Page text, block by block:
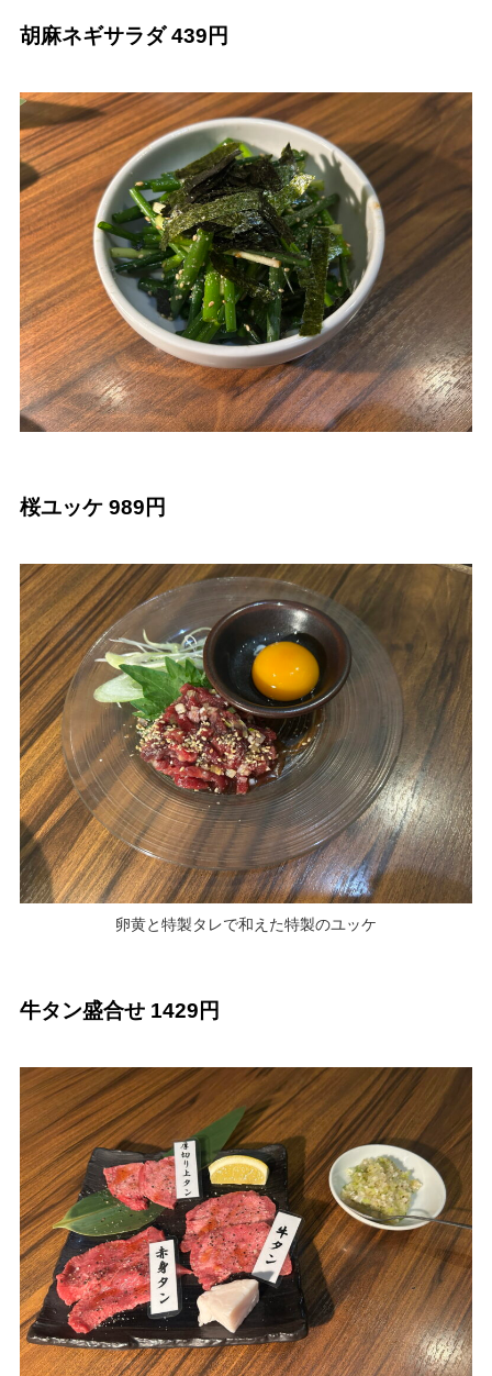
胡麻ネギサラダ 439円
桜ユッケ 989円
卵黄と特製タレで和えた特製のユッケ
牛タン盛合せ 1429円